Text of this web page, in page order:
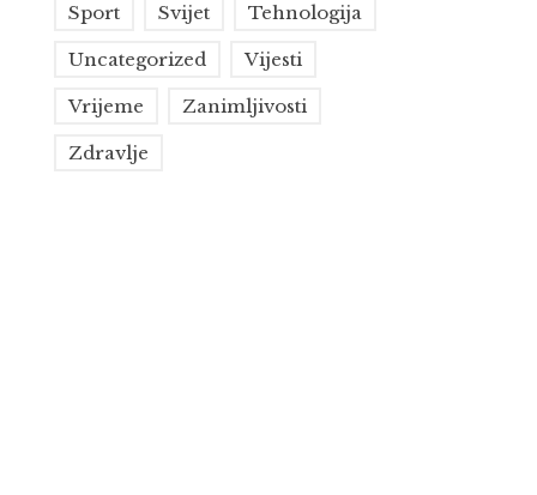
Sport Svijet Tehnologija
Uncategorized Vijesti
Vrijeme Zanimljivosti
Zdravlje